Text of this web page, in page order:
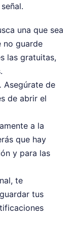
una que sea
no guarde
las gratuitas,
Asegúrate de
de abrir el
a la
que hay
y para las
te
tus